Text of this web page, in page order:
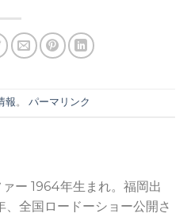
報。 パーマリンク
ー 1964年生まれ。福岡出
、全国ロードーショー公開さ